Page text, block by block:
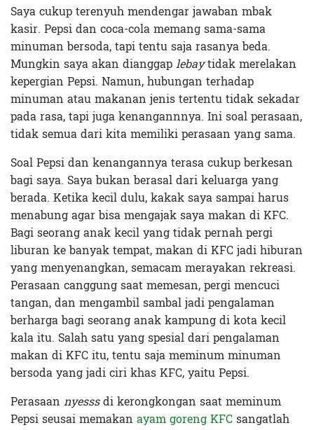
Saya cukup terenyuh mendengar jawaban mbak
kasir. Pepsi dan coca-cola memang sama-sama
minuman bersoda, tapi tentu saja rasanya beda.
Mungkin saya akan dianggaplebaytidak merelakan
kepergian Pepsi. Namun, hubungan terhadap
minuman atau makanan jenis tertentu tidak sekadar
pada rasa, tapi juga kenangannnya. Ini soal perasaan,
tidak semua dari kita memiliki perasaan yang sama.
Soal Pepsi dan kenangannya terasa cukup berkesan
bagi saya. Saya bukan berasal dari keluarga yang
berada. Ketika kecil dulu, kakak saya sampai harus
menabung agar bisa mengajak saya makan di KFC.
Bagi seorang anak kecil yang tidak pernah pergi
liburan ke banyak tempat, makan di KFC jadi hiburan
yang menyenangkan, semacam merayakan rekreasi.
Perasaan canggung saat memesan, pergi mencuci
tangan, dan mengambil sambal jadi pengalaman
berharga bagi seorang anak kampung di kota kecil
kala itu. Salah satu yang spesial dari pengalaman
makan di KFC itu, tentu saja meminum minuman
bersoda yang jadi ciri khas KFC, yaitu Pepsi.
Perasaan nyesssdi kerongkongan saat meminum
Pepsi seusai memakan ayam goreng KFCsangatlah